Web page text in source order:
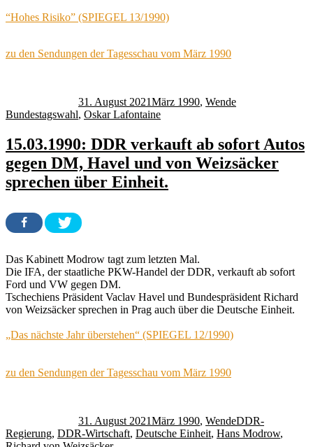
“Hohes Risiko” (SPIEGEL 13/1990)
zu den Sendungen der Tagesschau vom März 1990
31. August 2021März 1990, Wende
Bundestagswahl, Oskar Lafontaine
15.03.1990: DDR verkauft ab sofort Autos
gegen DM, Havel und von Weizsäcker
sprechen über Einheit.
Das Kabinett Modrow tagt zum letzten Mal.
Die IFA, der staatliche PKW-Handel der DDR, verkauft ab sofort
Ford und VW gegen DM.
Tschechiens Präsident Vaclav Havel und Bundespräsident Richard
von Weizsäcker sprechen in Prag auch über die Deutsche Einheit.
„Das nächste Jahr überstehen“ (SPIEGEL 12/1990)
zu den Sendungen der Tagesschau vom März 1990
31. August 2021März 1990, WendeDDR-
Regierung, DDR-Wirtschaft, Deutsche Einheit, Hans Modrow,